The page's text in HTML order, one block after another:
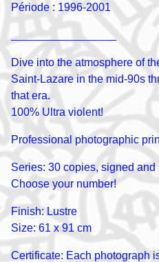
Période : 1996-2001
_________________
Dive into the atmosphere of
Saint-Lazare in the mid-90s
that era.
100% Ultra violent!
Professional photographic
Series: 30 copies, signed
Choose your number!
Finish: Lustre
Size: 61 x 91 cm
Certificate: Each photograph